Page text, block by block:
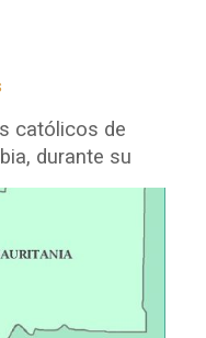
católicos de
durante su